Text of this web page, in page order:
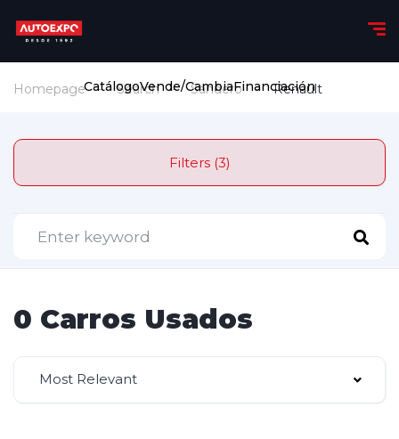
CatálogoVende/CambiaFinanciación
Homepage Search Sandero Renault
Filters (3)
0 Carros Usados
Most Relevant